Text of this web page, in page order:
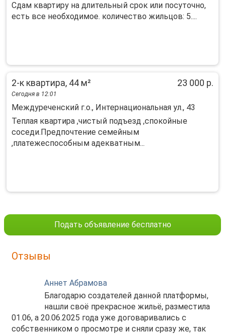
Сдам квартиру на длительный срок или посуточно,
есть все необходимое. количество жильцов: 5....
2-к квартира, 44 м² 23 000 р.
Сегодня в 12:01
Междуреченский г.о., Интернациональная ул., 43
Теплая квартира ,чистый подъезд ,спокойные
соседи.Предпочтение семейным
,платежеспособным адекватным...
Подать объявление бесплатно
Отзывы
Аннет Абрамова
Благодарю создателей данной платформы,
нашли своё прекрасное жильё, разместила
01.06, а 20.06.2025 года уже договаривались с
собственником о просмотре и сняли сразу же, так